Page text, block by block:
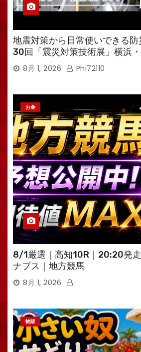
地震対策から日常使いできる
30回「震災対策技術展」横浜
えるTV・高荷智也］
8月 1, 2026 Phi72110
お金
8/1厳選｜高知10R｜20:20発
ナプス｜地方競馬
8月 1, 2026
物販